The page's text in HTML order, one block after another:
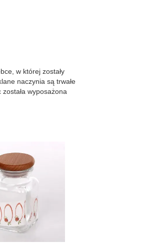
w której zostały
naczynia są trwałe
wyposażona